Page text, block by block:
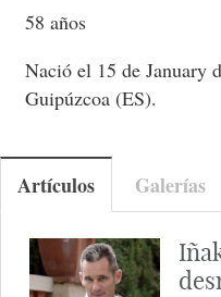
58 años
Nació el 15 de January
Guipúzcoa (ES).
Artículos Galerías